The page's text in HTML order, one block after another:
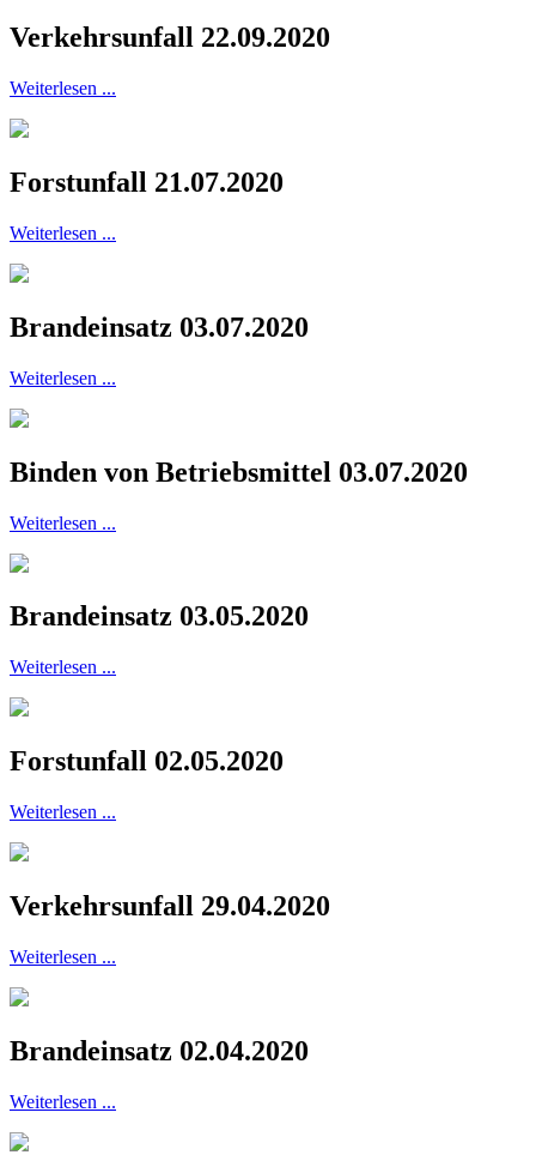
Verkehrsunfall 22.09.2020
Weiterlesen ...
Forstunfall 21.07.2020
Weiterlesen ...
Brandeinsatz 03.07.2020
Weiterlesen ...
Binden von Betriebsmittel 03.07.2020
Weiterlesen ...
Brandeinsatz 03.05.2020
Weiterlesen ...
Forstunfall 02.05.2020
Weiterlesen ...
Verkehrsunfall 29.04.2020
Weiterlesen ...
Brandeinsatz 02.04.2020
Weiterlesen ...